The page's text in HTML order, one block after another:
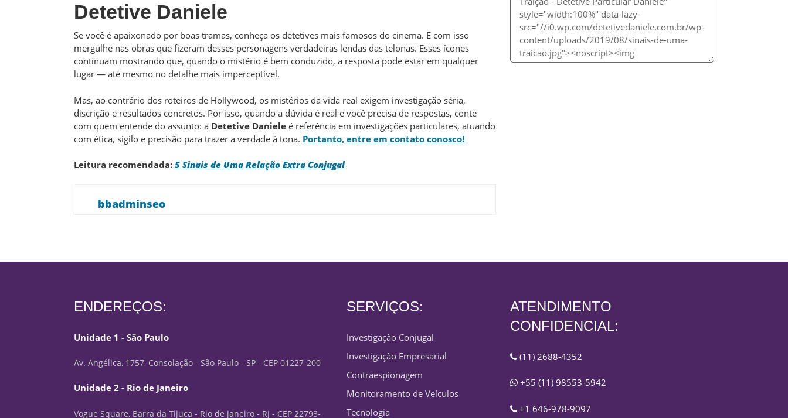
Detetive Daniele
Se você é apaixonado por boas tramas, conheça os detetives mais famosos do cinema. E com isso
mergulhe nas obras que fizeram desses personagens verdadeiras lendas das telonas. Esses ícones
continuam mostrando que, quando o mistério é bem conduzido, a resposta pode estar em qualquer
lugar — até mesmo no detalhe mais imperceptível.
Mas, ao contrário dos roteiros de Hollywood, os mistérios da vida real exigem investigação séria,
discrição e resultados concretos. Por isso, quando a dúvida é real e você precisa de respostas, conte
com quem entende do assunto: a Detetive Daniele é referência em investigações particulares, atuando
com ética, sigilo e precisão para trazer a verdade à tona. Portanto, entre em contato conosco!
Leitura recomendada: 5 Sinais de Uma Relação Extra Conjugal
bbadminseo
ENDEREÇOS:
Unidade 1 - São Paulo
Av. Angélica, 1757, Consolação - São Paulo - SP - CEP 01227-200
Unidade 2 - Rio de Janeiro
Vogue Square, Barra da Tijuca - Rio de janeiro - RJ - CEP 22793-
SERVIÇOS:
Investigação Conjugal
Investigação Empresarial
Contraespionagem
Monitoramento de Veículos
Tecnologia
ATENDIMENTO
CONFIDENCIAL:
(11) 2688-4352
+55 (11) 98553-5942
+1 646-978-9097